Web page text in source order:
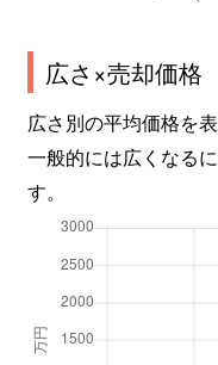
広さ×売却価格
広さ別の平均価格を
一般的には広くなる
す。